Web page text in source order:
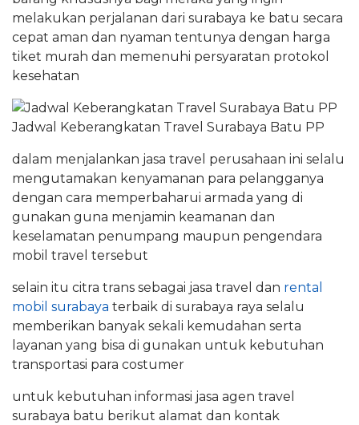
melakukan perjalanan dari surabaya ke batu secara
cepat aman dan nyaman tentunya dengan harga
tiket murah dan memenuhi persyaratan protokol
kesehatan
Jadwal Keberangkatan Travel Surabaya Batu PP
dalam menjalankan jasa travel perusahaan ini selalu
mengutamakan kenyamanan para pelangganya
dengan cara memperbaharui armada yang di
gunakan guna menjamin keamanan dan
keselamatan penumpang maupun pengendara
mobil travel tersebut
selain itu citra trans sebagai jasa travel dan rental
mobil surabaya terbaik di surabaya raya selalu
memberikan banyak sekali kemudahan serta
layanan yang bisa di gunakan untuk kebutuhan
transportasi para costumer
untuk kebutuhan informasi jasa agen travel
surabaya batu berikut alamat dan kontak